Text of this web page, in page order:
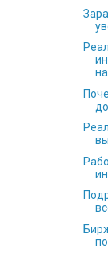
на...